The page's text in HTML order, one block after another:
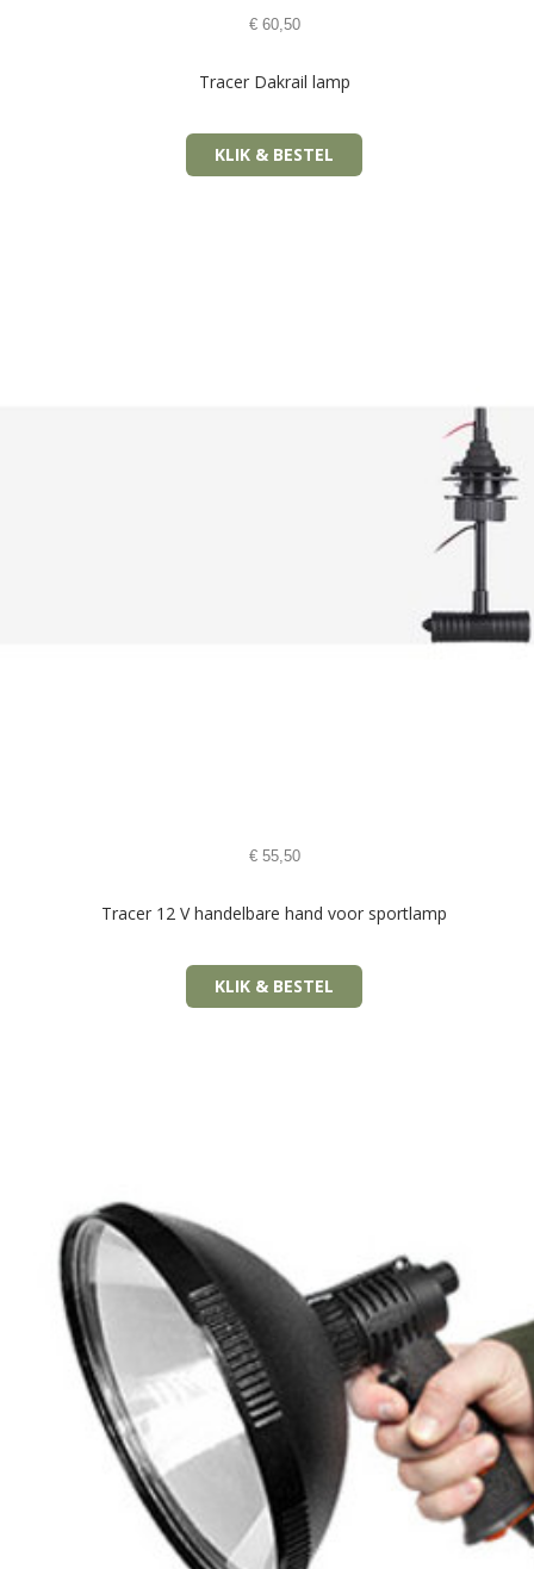
€60,50
Tracer Dakrail lamp
KLIK & BESTEL
€55,50
Tracer 12 V handelbare hand voor sportlamp
KLIK & BESTEL